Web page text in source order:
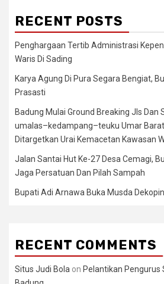
RECENT POSTS
Penghargaan Tertib Administrasi
Waris Di Sading
Karya Agung Di Pura Segara Bengiat,
Prasasti
Badung Mulai Ground Breaking Jls Dan
umalas–kedampang–teuku Umar Barat
Ditargetkan Urai Kemacetan Kawasan
Jalan Santai Hut Ke-27 Desa Cemagi,
Jaga Persatuan Dan Pilah Sampah
Bupati Adi Arnawa Buka Musda
RECENT COMMENTS
Situs Judi Bola on Pelantikan Pengurus